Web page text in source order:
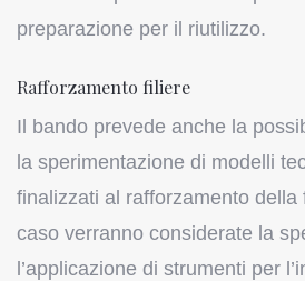
preparazione per il riutilizzo.
Rafforzamento filiere
Il bando prevede anche la
la sperimentazione di modelli
finalizzati al rafforzamento della
caso verranno considerate la
l’applicazione di strumenti per